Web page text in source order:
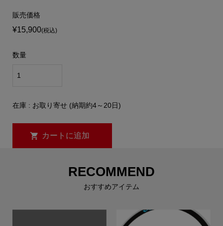
販売価格
¥15,900(税込)
数量
在庫 : お取り寄せ (納期約4～20日)
RECOMMEND
おすすめアイテム